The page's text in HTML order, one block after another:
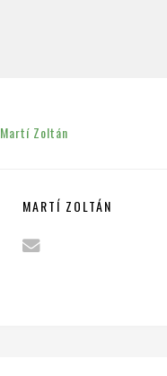
Martí Zoltán
MARTÍ ZOLTÁN